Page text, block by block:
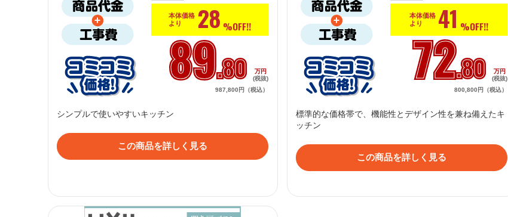
本体価格
より
28 %OFF!!
89.80
万円
(税抜)
987,800円（税込）
シンプルで使いやすいキッチン
この商品を詳しく見る
本体価格
より
41 %OFF!!
72.80
万円
(税抜)
800,800円（税込）
標準的な価格帯で、機能性とデザイン性を兼ね備えたキ
ッチン
この商品を詳しく見る